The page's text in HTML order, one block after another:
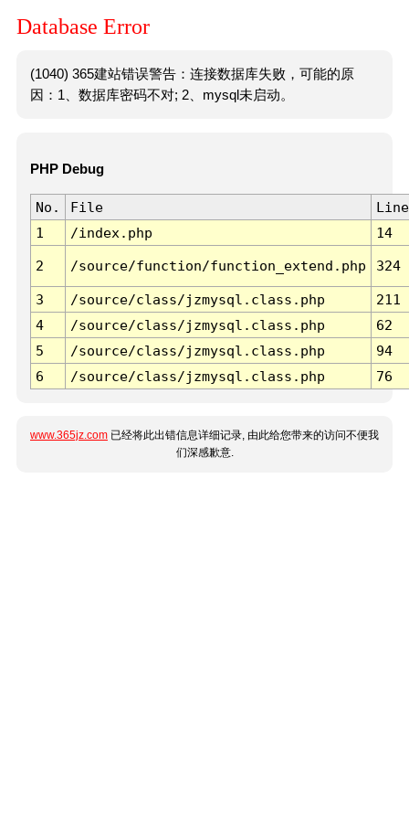
Database Error
(1040) 365建站错误警告：连接数据库失败，可能的原
因：1、数据库密码不对; 2、mysql未启动。
PHP Debug
No. File
Line
1
/index.php 14
2 /source/function/function_extend.php 324
3 /source/class/jzmysql.class.php
211
4
/source/class/jzmysql.class.php
62
5
/source/class/jzmysql.class.php
94
6
/source/class/jzmysql.class.php 76
www.365jz.com 已经将此出错信息详细记录, 由此给您带来的访问不便我
们深感歉意.